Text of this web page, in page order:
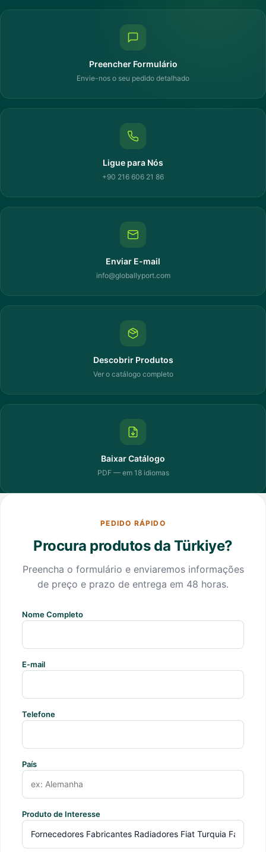
Preencher Formulário
Envie-nos o seu pedido detalhado
Ligue para Nós
+90 216 606 21 86
Enviar E-mail
info@globallyport.com
Descobrir Produtos
Ver o catálogo completo
Baixar Catálogo
PDF — em 18 idiomas
PEDIDO RÁPIDO
Procura produtos da Türkiye?
Preencha o formulário e enviaremos informações
de preço e prazo de entrega em 48 horas.
Nome Completo
E-mail
Telefone
País
Produto de Interesse